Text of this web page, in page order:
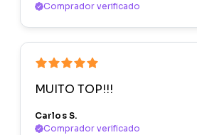
Comprador verificado
MUITO TOP!!!
Carlos S.
Comprador verificado